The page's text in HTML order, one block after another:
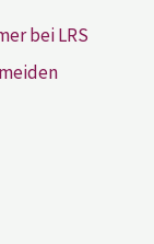
bei LRS